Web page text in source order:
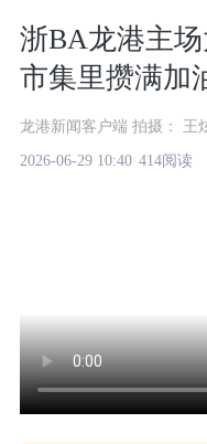
浙BA龙港主
市集里攒满加
2026-06-29 10:40 414阅读